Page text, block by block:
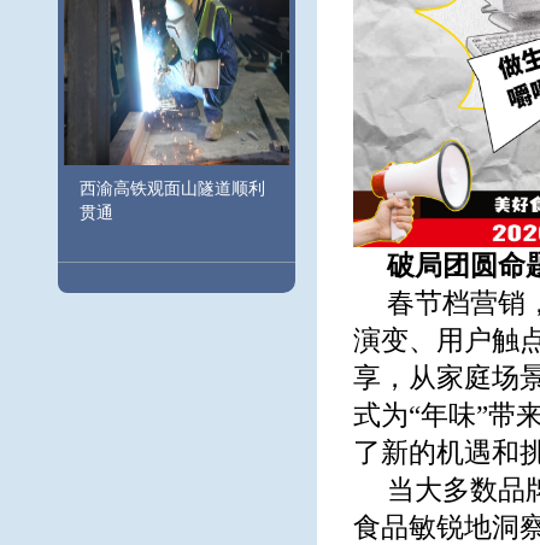
西渝高铁观面山隧道顺利
贯通
破局团圆命
春节档营销
演变、用户触
享，从家庭场
式为“年味”带
了新的机遇和
当大多数品
食品敏锐地洞